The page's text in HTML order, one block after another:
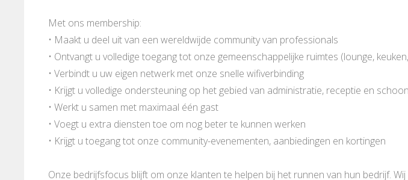
Met ons membership:
• Maakt u deel uit van een wereldwijde community van professionals
• Ontvangt u volledige toegang tot onze gemeenschappelijke ruimtes (lounge,
• Verbindt u uw eigen netwerk met onze snelle wifiverbinding
• Krijgt u volledige ondersteuning op het gebied van administratie, receptie en
• Werkt u samen met maximaal één gast
• Voegt u extra diensten toe om nog beter te kunnen werken
• Krijgt u toegang tot onze community-evenementen, aanbiedingen en kortingen
Onze bedrijfsfocus blijft om onze klanten te helpen bij het runnen van hun bedrijf.